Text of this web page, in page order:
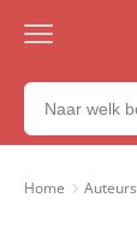
Gratis
23:00
besteld,
werkdag
Zoeken
naar
boeken,
Home Auteurs